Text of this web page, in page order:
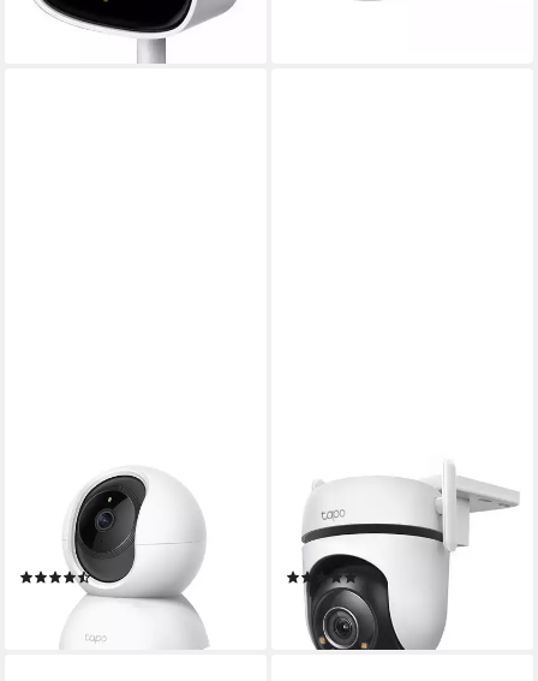
Smart Home Kamera Tapo
TC70 (Innenbereich,
Integrierte Sirene)
(15)
ab 38,94 €
lieferbar - in 4-5 Werktagen bei dir
Überwachungskamera Tapo
C520WS Outdoor Pan/Tilt
Security IP (Außenbereich)
(3)
79,99 €
leider ausverkauft